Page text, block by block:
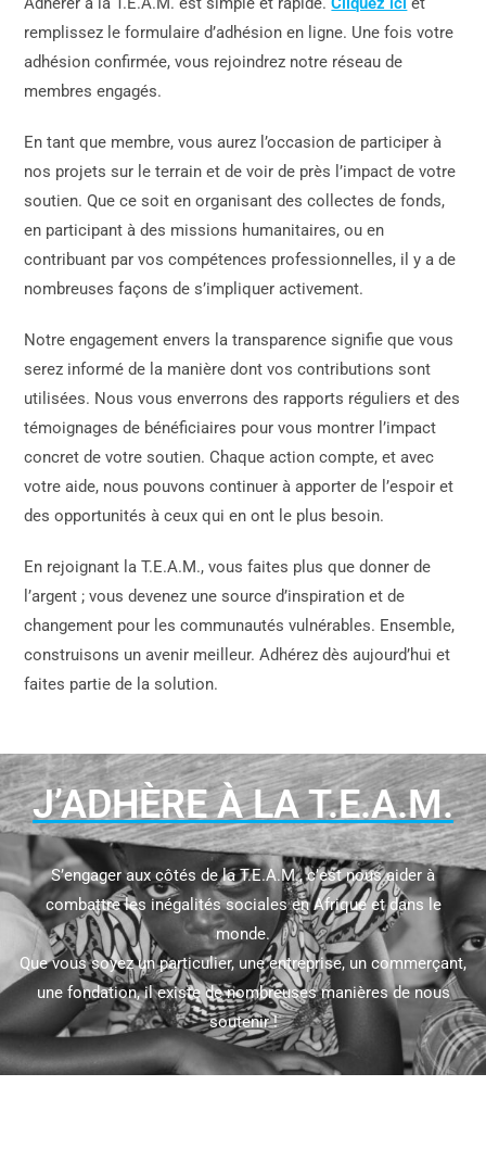
remplissez le formulaire d’adhésion en ligne. Une fois votre
adhésion confirmée, vous rejoindrez notre réseau de
membres engagés.
En tant que membre, vous aurez l’occasion de participer à
nos projets sur le terrain et de voir de près l’impact de votre
soutien. Que ce soit en organisant des collectes de fonds,
en participant à des missions humanitaires, ou en
contribuant par vos compétences professionnelles, il y a de
nombreuses façons de s’impliquer activement.
Notre engagement envers la transparence signifie que vous
serez informé de la manière dont vos contributions sont
utilisées. Nous vous enverrons des rapports réguliers et des
témoignages de bénéficiaires pour vous montrer l’impact
concret de votre soutien. Chaque action compte, et avec
votre aide, nous pouvons continuer à apporter de l’espoir et
des opportunités à ceux qui en ont le plus besoin.
En rejoignant la T.E.A.M., vous faites plus que donner de
l’argent ; vous devenez une source d’inspiration et de
changement pour les communautés vulnérables. Ensemble,
construisons un avenir meilleur. Adhérez dès aujourd’hui et
faites partie de la solution.
J’ADHÈRE À LA T.E.A.M.
S’engager aux côtés de la T.E.A.M., c’est nous aider à
combattre les inégalités sociales en Afrique et dans le
monde.
Que vous soyez un particulier, une entreprise, un commerçant,
une fondation, il existe de nombreuses manières de nous
soutenir !